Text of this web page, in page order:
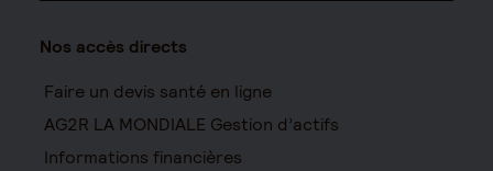
Nos accès directs
Faire un devis santé en ligne
AG2R LA MONDIALE Gestion d’actifs
Informations financières